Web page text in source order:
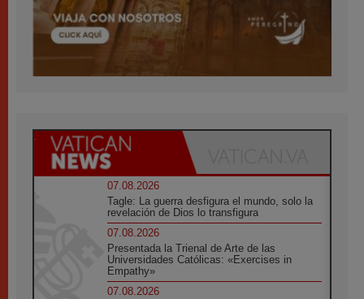
07.08.2026
Tagle: La guerra desfigura el mundo, solo la
revelación de Dios lo transfigura
07.08.2026
Presentada la Trienal de Arte de las
Universidades Católicas: «Exercises in
Empathy»
07.08.2026